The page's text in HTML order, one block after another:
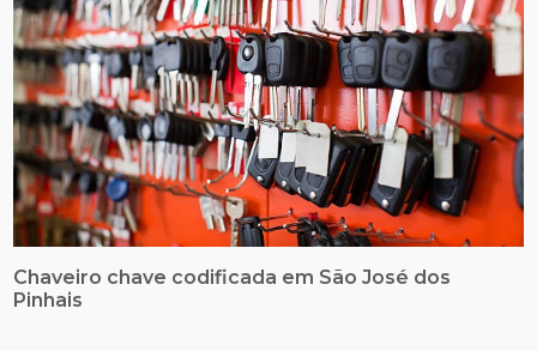
Chaveiro chave codificada em São José dos
Pinhais